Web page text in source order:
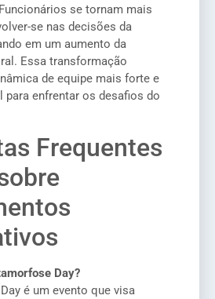
se tornam mais
se nas decisões da
em um aumento da
Essa transformação
de equipe mais forte e
para enfrentar os desafios do
Frequentes
Day?
é um evento que visa